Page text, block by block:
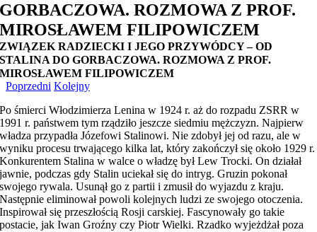
GORBACZOWA. ROZMOWA Z PROF.
MIROSŁAWEM FILIPOWICZEM
ZWIĄZEK RADZIECKI I JEGO PRZYWÓDCY – OD
STALINA DO GORBACZOWA. ROZMOWA Z PROF.
MIROSŁAWEM FILIPOWICZEM
Poprzedni Kolejny
Po śmierci Włodzimierza Lenina w 1924 r. aż do rozpadu ZSRR w
1991 r. państwem tym rządziło jeszcze siedmiu mężczyzn. Najpierw
władza przypadła Józefowi Stalinowi. Nie zdobył jej od razu, ale w
wyniku procesu trwającego kilka lat, który zakończył się około 1929 r.
Konkurentem Stalina w walce o władzę był Lew Trocki. On działał
jawnie, podczas gdy Stalin uciekał się do intryg. Gruzin pokonał
swojego rywala. Usunął go z partii i zmusił do wyjazdu z kraju.
Następnie eliminował powoli kolejnych ludzi ze swojego otoczenia.
Inspirował się przeszłością Rosji carskiej. Fascynowały go takie
postacie, jak Iwan Groźny czy Piotr Wielki. Rzadko wyjeżdżał poza